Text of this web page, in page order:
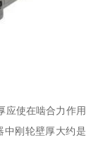
应使在啮合力作用
中刚轮壁厚大约是